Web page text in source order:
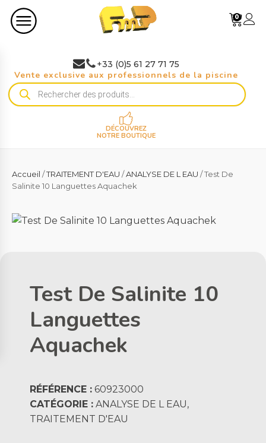
0
+33 (0)5 61 27 71 75
Vente exclusive aux professionnels de la piscine
Recherche
de
DÉCOUVREZ
NOTRE BOUTIQUE
Accueil /TRAITEMENT D'EAU /ANALYSE DE L EAU / Test De
Salinite 10 Languettes Aquachek
Test De Salinite 10
Languettes
Aquachek
RÉFÉRENCE : 60923000
CATÉGORIE : ANALYSE DE L EAU,
TRAITEMENT D'EAU